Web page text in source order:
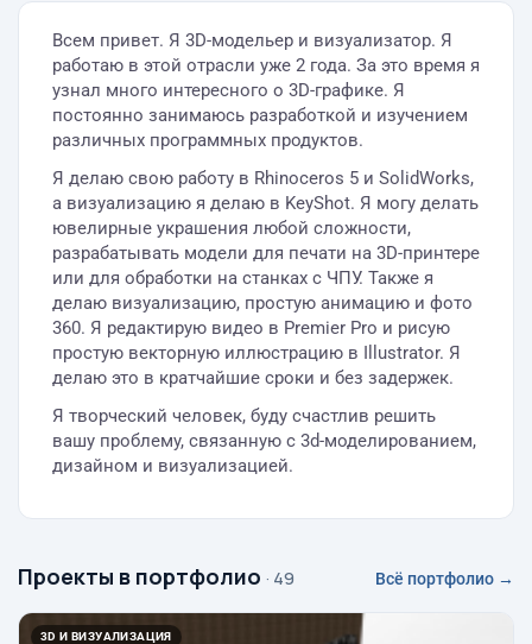
Всем привет. Я 3D-модельер и визуализатор. Я
работаю в этой отрасли уже 2 года. За это время я
узнал много интересного о 3D-графике. Я
постоянно занимаюсь разработкой и изучением
различных программных продуктов.
Я делаю свою работу в Rhinoceros 5 и SolidWorks,
а визуализацию я делаю в KeyShot. Я могу делать
ювелирные украшения любой сложности,
разрабатывать модели для печати на 3D-принтере
или для обработки на станках с ЧПУ. Также я
делаю визуализацию, простую анимацию и фото
360. Я редактирую видео в Premier Pro и рисую
простую векторную иллюстрацию в Illustrator. Я
делаю это в кратчайшие сроки и без задержек.
Я творческий человек, буду счастлив решить
вашу проблему, связанную с 3d-моделированием,
дизайном и визуализацией.
Проекты в портфолио · 49 Всё портфолио →
3D И ВИЗУАЛИЗАЦИЯ